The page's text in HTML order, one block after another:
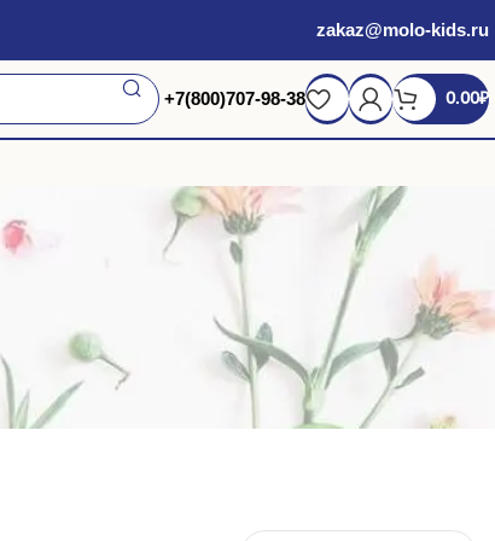
zakaz@molo-kids.ru
+7(800)707-98-38 0.00₽